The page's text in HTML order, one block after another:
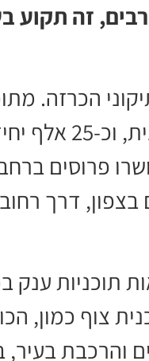
זה תקוע
דיור יקודמו
פרוסים
בצפון, דרך
תוכניות
בעיר,